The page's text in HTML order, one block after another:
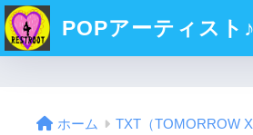
POPアーティスト♪
ホーム TXT（TOMORROW X